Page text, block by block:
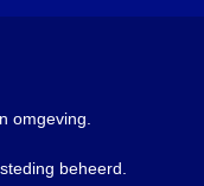
omgeving.
beheerd.